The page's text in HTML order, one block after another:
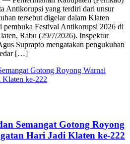
Antikorupsi yang terdiri dari unsur
tersebut digelar dalam Klaten
Festival Antikorupsi 2026 di
Rabu (29/7/2026). Inspektur
Suprapto mengatakan pengukuhan
[…]
Semangat Gotong Royong
Hari Jadi Klaten ke-222